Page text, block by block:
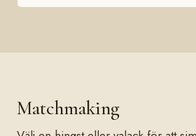
Matchmaking